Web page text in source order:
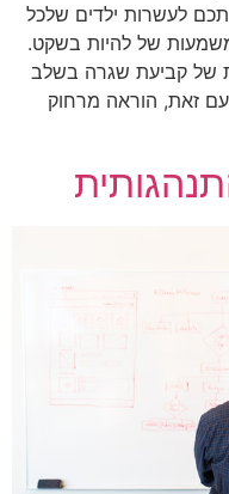
אתכם לעשרות ילדים שלכל
של להיות בשקט.
של קביעת שגרה בשלב
זאת, הוראה מרחוק